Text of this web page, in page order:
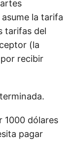
la tarifa
tarifas del
(la
recibir
1000 dólares
pagar